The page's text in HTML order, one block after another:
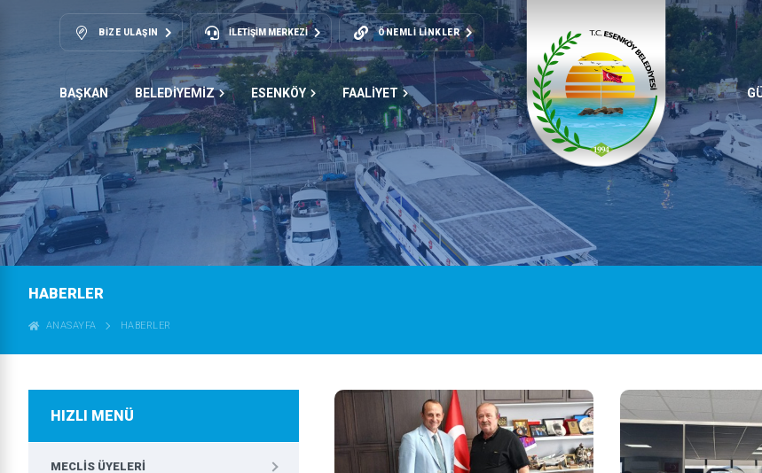
BIZE ULAŞIN İLETİŞİM MERKEZİ ÖNEMLI LINKLER
BAŞKAN BELEDİYEMİZ ESENKÖY FAALİYET
HABERLER
ANASAYFA HABERLER
HIZLI MENÜ
MECLIS ÜYELERI